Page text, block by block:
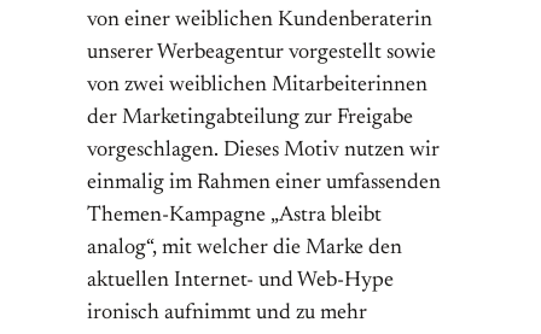
von einer weiblichen Kundenberaterin
unserer Werbeagentur vorgestellt sowie
von zwei weiblichen Mitarbeiterinnen
der Marketingabteilung zur Freigabe
vorgeschlagen. Dieses Motiv nutzen wir
einmalig im Rahmen einer umfassenden
Themen-Kampagne „Astra bleibt
analog“, mit welcher die Marke den
aktuellen Internet- und Web-Hype
ironisch aufnimmt und zu mehr